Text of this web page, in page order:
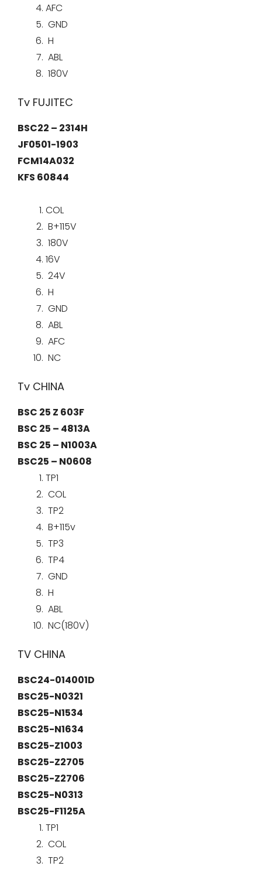
AFC
GND
H
ABL
180V
Tv FUJITEC
BSC22 – 2314H
JF0501-1903
FCM14A032
KFS 60844
COL
B+115V
180V
16V
24V
H
GND
ABL
AFC
NC
Tv CHINA
BSC 25 Z 603F
BSC 25 – 4813A
BSC 25 – N1003A
BSC25 – N0608
TP1
COL
TP2
B+115v
TP3
TP4
GND
H
ABL
NC(180V)
TV CHINA
BSC24-014001D
BSC25-N0321
BSC25-N1534
BSC25-N1634
BSC25-Z1003
BSC25-Z2705
BSC25-Z2706
BSC25-N0313
BSC25-F1125A
TP1
COL
TP2